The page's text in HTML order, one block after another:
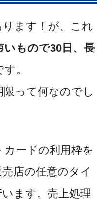
ます！が、これ
いもので30日、長
す。
って何なのでし
ードの利用枠を
店の任意のタイ
ます。売上処理